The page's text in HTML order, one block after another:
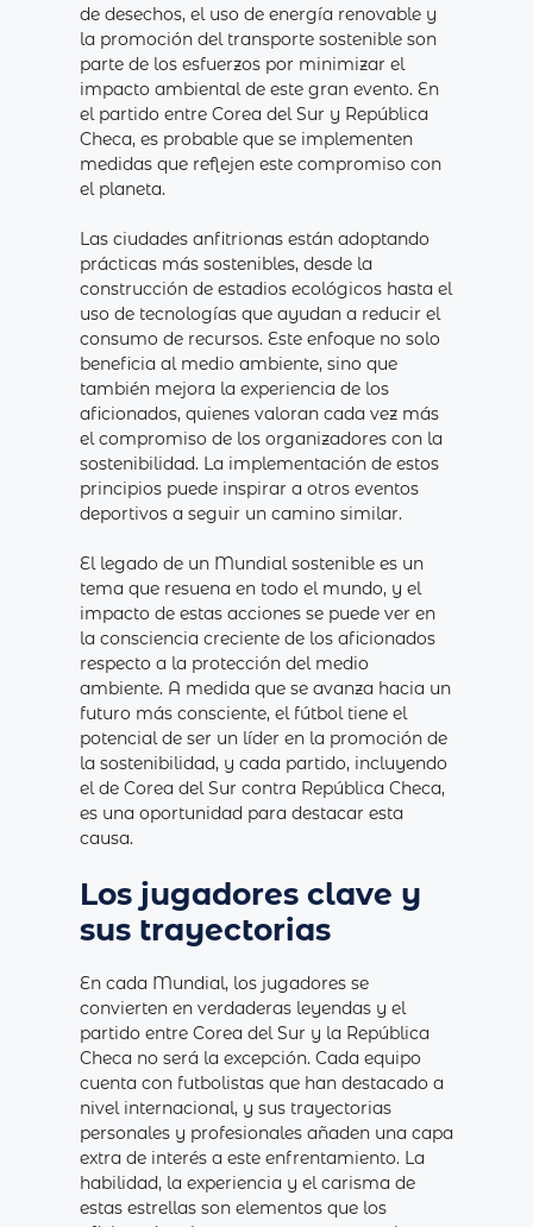
de desechos, el uso de energía renovable y
la promoción del transporte sostenible son
parte de los esfuerzos por minimizar el
impacto ambiental de este gran evento. En
el partido entre Corea del Sur y República
Checa, es probable que se implementen
medidas que reflejen este compromiso con
el planeta.
Las ciudades anfitrionas están adoptando
prácticas más sostenibles, desde la
construcción de estadios ecológicos hasta el
uso de tecnologías que ayudan a reducir el
consumo de recursos. Este enfoque no solo
beneficia al medio ambiente, sino que
también mejora la experiencia de los
aficionados, quienes valoran cada vez más
el compromiso de los organizadores con la
sostenibilidad. La implementación de estos
principios puede inspirar a otros eventos
deportivos a seguir un camino similar.
El legado de un Mundial sostenible es un
tema que resuena en todo el mundo, y el
impacto de estas acciones se puede ver en
la consciencia creciente de los aficionados
respecto a la protección del medio
ambiente. A medida que se avanza hacia un
futuro más consciente, el fútbol tiene el
potencial de ser un líder en la promoción de
la sostenibilidad, y cada partido, incluyendo
el de Corea del Sur contra República Checa,
es una oportunidad para destacar esta
causa.
Los jugadores clave y
sus trayectorias
En cada Mundial, los jugadores se
convierten en verdaderas leyendas y el
partido entre Corea del Sur y la República
Checa no será la excepción. Cada equipo
cuenta con futbolistas que han destacado a
nivel internacional, y sus trayectorias
personales y profesionales añaden una capa
extra de interés a este enfrentamiento. La
habilidad, la experiencia y el carisma de
estas estrellas son elementos que los